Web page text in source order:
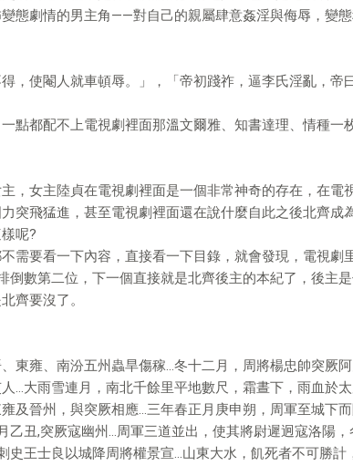
態劇情的男主角——對自己的親屬肆意姦淫與侮辱，變
得，使閹人就車頓辱。」，「帝初踐祚，逼李氏淫亂，帝
點都配不上電視劇裡面那溫文爾雅、知書達理、情種一
，女主陸貞在電視劇裡面是一個非常神奇的存在，在電
突飛猛進，甚至電視劇裡面還在說什麼自此之後北齊成
呢?
需要看一下內容，直接看一下目錄，就會發現，電視劇
數第二位，下一個直接就是北齊後主的本紀了，後主
齊要沒了。
、東雍、南汾五州蟲旱傷稼…冬十二月，周將楊忠帥突厥
…大雨雪連月，南北千餘里平地數尺，霜晝下，雨血於
及晉州，與突厥相應…三年春正月庚申朔，周軍至城下
乙丑,突厥寇幽州…周軍三道並出，使其將尉遲迥寇洛陽
史王士良以城降周將權景宣…山東大水，飢死者不可勝計